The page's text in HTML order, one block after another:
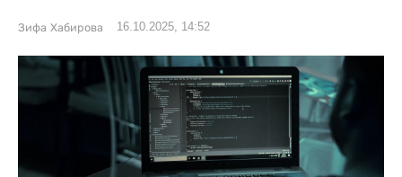
Зифа Хабирова 16.10.2025, 14:52